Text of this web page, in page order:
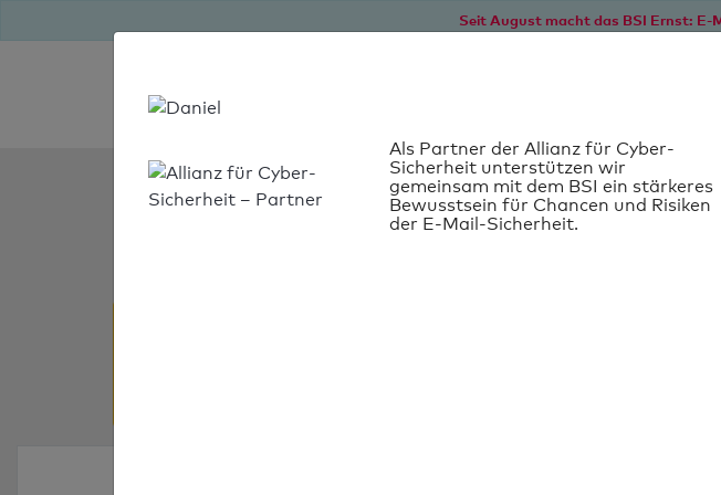
Seit August macht das BSI Ernst: E-
SPF Check:
Es konnte kein SPF-Record für die Domain "spf-
Als Partner der Allianz für Cyber-
Sicherheit unterstützen wir
gemeinsam mit dem BSI ein stärkeres
Bewusstsein für Chancen und Risiken
der E-Mail-Sicherheit.